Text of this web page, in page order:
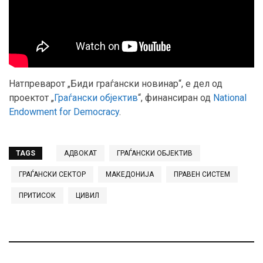
Натпреварот „Биди граѓански новинар“, е дел од
проектот „Граѓански објектив“, финансиран од National
Endowment for Democracy.
TAGS АДВОКАТ ГРАЃАНСКИ ОБЈЕКТИВ
ГРАЃАНСКИ СЕКТОР МАКЕДОНИЈА ПРАВЕН СИСТЕМ
ПРИТИСОК ЦИВИЛ